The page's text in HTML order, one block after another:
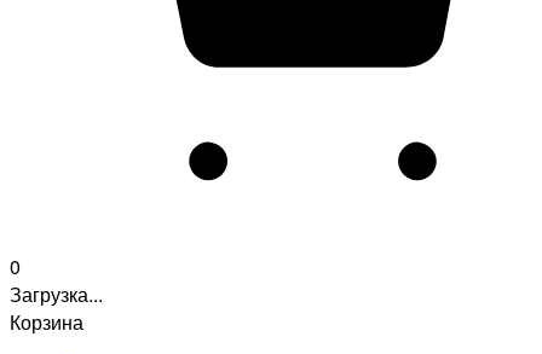
0
Загрузка...
Корзина